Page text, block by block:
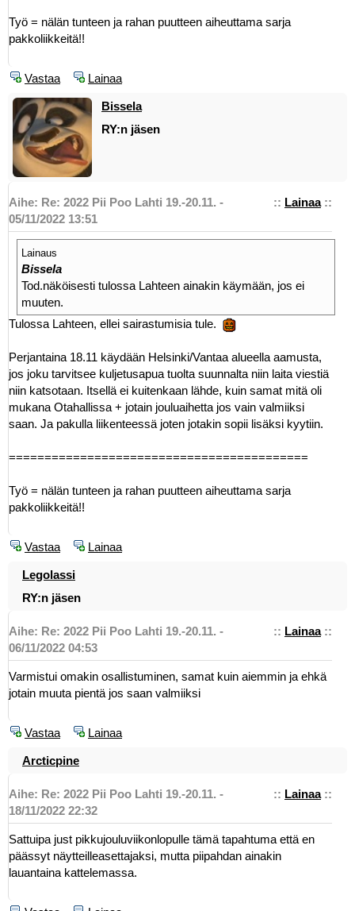
Työ = nälän tunteen ja rahan puutteen aiheuttama sarja
pakkoliikkeitä!!
Vastaa Lainaa
Bissela
RY:n jäsen
:: Lainaa::
Aihe: Re: 2022 Pii Poo Lahti 19.-20.11. -
05/11/2022 13:51
Lainaus
Bissela
Tod.näköisesti tulossa Lahteen ainakin käymään, jos ei
muuten.
Tulossa Lahteen, ellei sairastumisia tule.
Perjantaina 18.11 käydään Helsinki/Vantaa alueella aamusta,
jos joku tarvitsee kuljetusapua tuolta suunnalta niin laita viestiä
niin katsotaan. Itsellä ei kuitenkaan lähde, kuin samat mitä oli
mukana Otahallissa + jotain jouluaihetta jos vain valmiiksi
saan. Ja pakulla liikenteessä joten jotakin sopii lisäksi kyytiin.
==========================================
Työ = nälän tunteen ja rahan puutteen aiheuttama sarja
pakkoliikkeitä!!
Vastaa Lainaa
Legolassi
RY:n jäsen
:: Lainaa::
Aihe: Re: 2022 Pii Poo Lahti 19.-20.11. -
06/11/2022 04:53
Varmistui omakin osallistuminen, samat kuin aiemmin ja ehkä
jotain muuta pientä jos saan valmiiksi
Vastaa Lainaa
Arcticpine
:: Lainaa::
Aihe: Re: 2022 Pii Poo Lahti 19.-20.11. -
18/11/2022 22:32
Sattuipa just pikkujouluviikonlopulle tämä tapahtuma että en
päässyt näytteilleasettajaksi, mutta piipahdan ainakin
lauantaina kattelemassa.